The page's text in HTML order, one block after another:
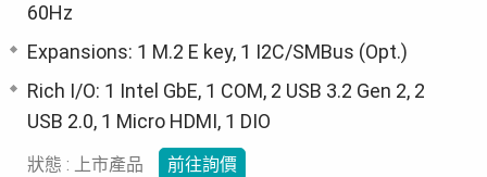
60Hz
Expansions: 1 M.2 E key, 1 I2C/SMBus (Opt.)
Rich I/O: 1 Intel GbE, 1 COM, 2 USB 3.2 Gen 2, 2
USB 2.0, 1 Micro HDMI, 1 DIO
狀態 : 上市產品 前往詢價